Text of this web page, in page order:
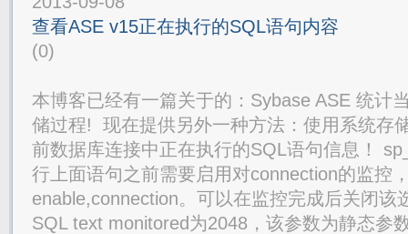
查看ASE v15正在执行的SQL语句内容
(0)
本博客已经有一篇关于的：Sybase ASE 统计
储过程! 现在提供另外一种方法：使用系统存
前数据库连接中正在执行的SQL语句信息！
行上面语句之前需要启用对connection的监控
enable,connection。可以在监控完成后关闭该
SQL text monitored为2048，该参数为静态参